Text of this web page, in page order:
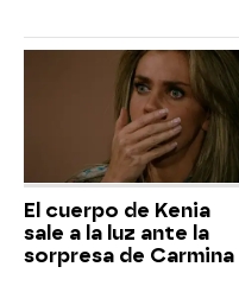
El cuerpo de Kenia
sale a la luz ante la
sorpresa de Carmina